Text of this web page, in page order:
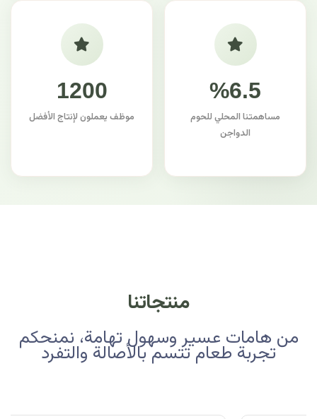
%6.5
مساهمتنا المحلي للحوم
الدواجن
1200
موظف يعملون لإنتاج الأفضل
منتجاتنا
من هامات عسير وسهول تهامة، نمنحكم
تجربة طعام تتسم بالأصالة والتفرد